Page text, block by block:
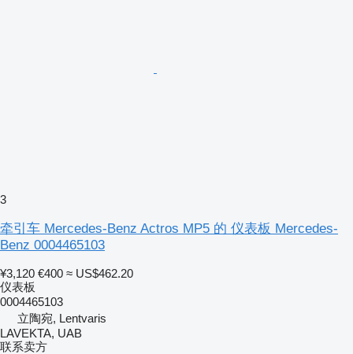
3
牵引车 Mercedes-Benz Actros MP5 的 仪表板 Mercedes-
Benz 0004465103
¥3,120 €400 ≈ US$462.20
仪表板
0004465103
立陶宛, Lentvaris
LAVEKTA, UAB
联系卖方